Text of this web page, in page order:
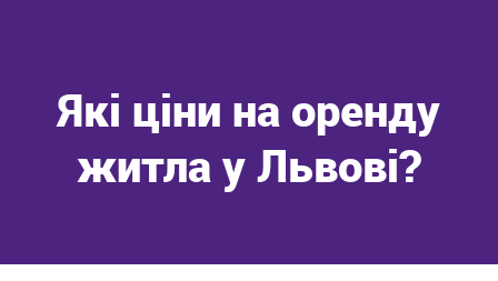
Які ціни на оренду
житла у Львові?